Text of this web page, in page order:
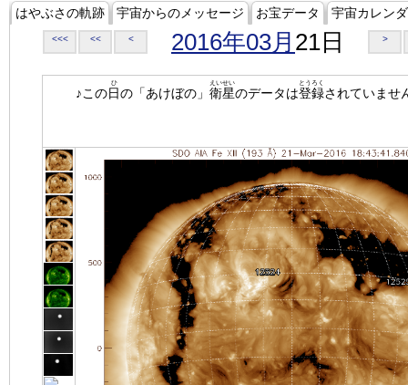
はやぶさの軌跡 宇宙からのメッセージ お宝データ 宇宙カレン
<<< << < 2016年03月 21日 >
♪この日
ひ
の「あけぼの」 衛星
えいせい
のデータは登録
とうろく
されていませ